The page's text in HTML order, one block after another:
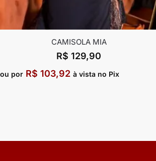
CAMISOLA MIA
R$ 129,90
ou por R$ 103,92 à vista no Pix